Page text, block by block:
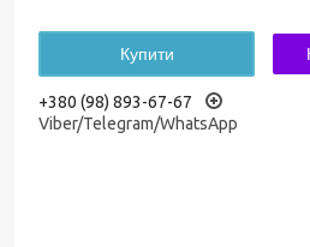
Купити
+380 (98) 893-67-67
Viber/Telegram/WhatsApp